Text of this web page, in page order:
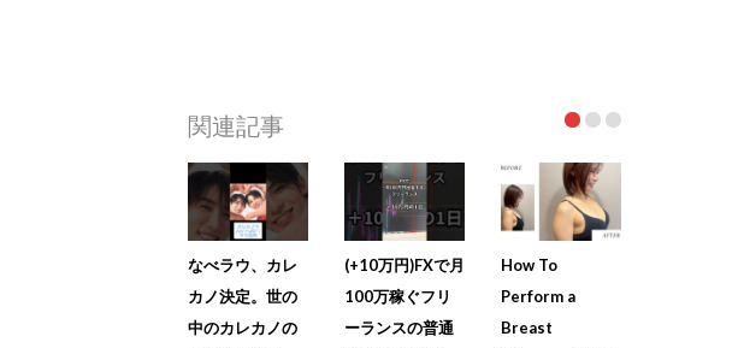
関連記事
なべラウ、カレ
カノ決定。世の
中のカレカノの
(+10万円)FXで月
100万稼ぐフリ
ーランスの普通
How To
Perform a
Breast